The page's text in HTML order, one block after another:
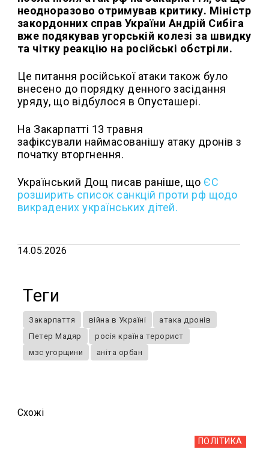
неодноразово отримував критику. Міністр
закордонних справ України Андрій Сибіга
вже подякував угорській колезі за швидку
та чітку реакцію на російські обстріли.
Це питання російської атаки також було
внесено до порядку денного засідання
уряду, що відбулося в Опусташері.
На Закарпатті 13 травня
зафіксували наймасованішу атаку дронів з
початку вторгнення.
Український Дощ писав раніше, що ЄС
розширить список санкцій проти рф щодо
викрадених українських дітей.
14.05.2026
Теги
Закарпаття війна в Україні
атака дронів
Петер Мадяр
росія країна терорист
мзс угорщини
аніта орбан
Схожi
ПОЛІТИКА